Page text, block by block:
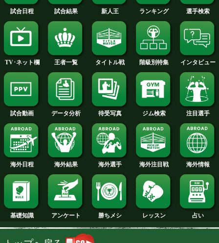
2015年
2014年
2013年
2012年
2011年
2010年